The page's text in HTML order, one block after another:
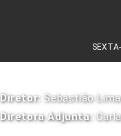
Diretor: Sebastião Lima
Diretora Adjunta: